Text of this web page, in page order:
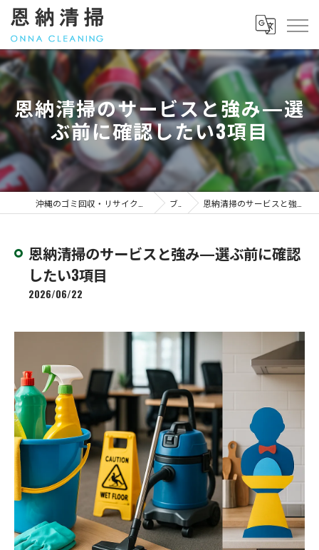
恩納清掃のサービスと強み—選
ぶ前に確認したい3項目
ブログ 恩納清掃のサービスと強み—選ぶ前に確認したい3項目
恩納清掃のサービスと強み—選ぶ前に確認
したい3項目
2026/06/22